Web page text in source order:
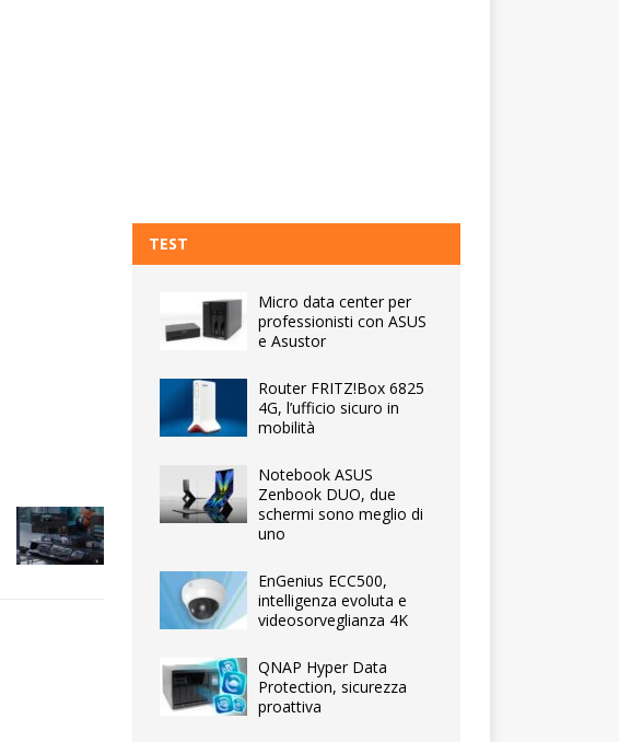
TEST
Micro data center per
professionisti con ASUS
e Asustor
Router FRITZ!Box 6825
4G, l’ufficio sicuro in
mobilità
Notebook ASUS
Zenbook DUO, due
schermi sono meglio di
uno
EnGenius ECC500,
intelligenza evoluta e
videosorveglianza 4K
QNAP Hyper Data
Protection, sicurezza
proattiva